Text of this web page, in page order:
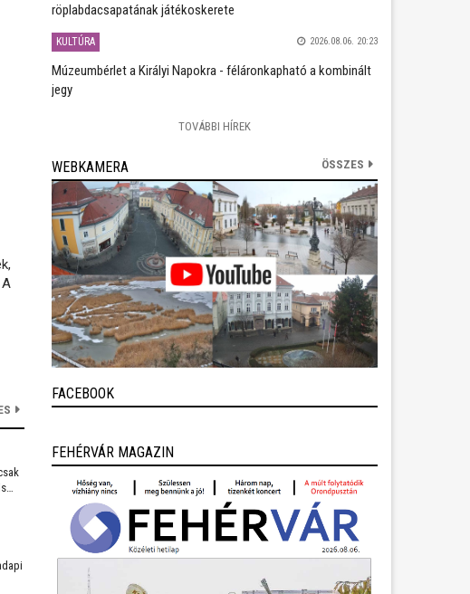
a
röplabdacsapatának játékoskerete
KULTÚRA 2026.08.06. 20:23
Múzeumbérlet a Királyi Napokra - féláronkapható a kombinált
jegy
TOVÁBBI HÍREK
WEBKAMERA ÖSSZES
FACEBOOK
FEHÉRVÁR MAGAZIN